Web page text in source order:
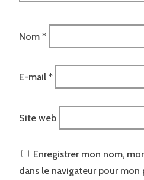
Nom *
E-mail *
Site web
Enregistrer mon nom,
dans le navigateur pour